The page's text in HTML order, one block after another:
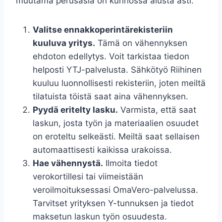
Valitse ennakkoperintärekisteriin
kuuluva yritys. Tämä on vähennyksen
ehdoton edellytys. Voit tarkistaa tiedon
helposti YTJ-palvelusta. Sähkötyö Riihinen
kuuluu luonnollisesti rekisteriin, joten meiltä
tilatuista töistä saat aina vähennyksen.
Pyydä eritelty lasku. Varmista, että saat
laskun, josta työn ja materiaalien osuudet
on eroteltu selkeästi. Meiltä saat sellaisen
automaattisesti kaikissa urakoissa.
Hae vähennystä. Ilmoita tiedot
verokortillesi tai viimeistään
veroilmoituksessasi OmaVero-palvelussa.
Tarvitset yrityksen Y-tunnuksen ja tiedot
maksetun laskun työn osuudesta.